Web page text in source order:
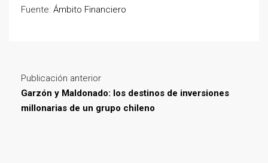
Fuente: Ámbito Financiero
Publicación anterior
Garzón y Maldonado: los destinos de inversiones
millonarias de un grupo chileno